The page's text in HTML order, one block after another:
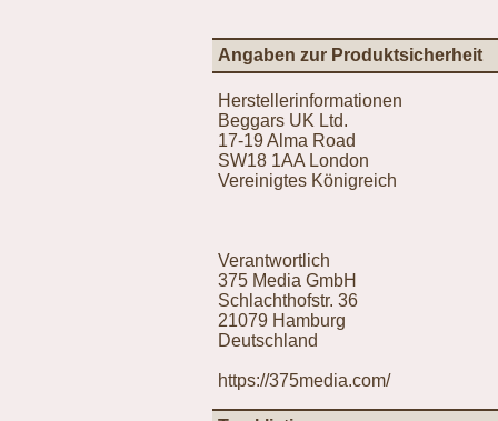
Angaben zur Produktsicherheit
Herstellerinformationen
Beggars UK Ltd.
17-19 Alma Road
SW18 1AA London
Vereinigtes Königreich
Verantwortlich
375 Media GmbH
Schlachthofstr. 36
21079 Hamburg
Deutschland
https://375media.com/